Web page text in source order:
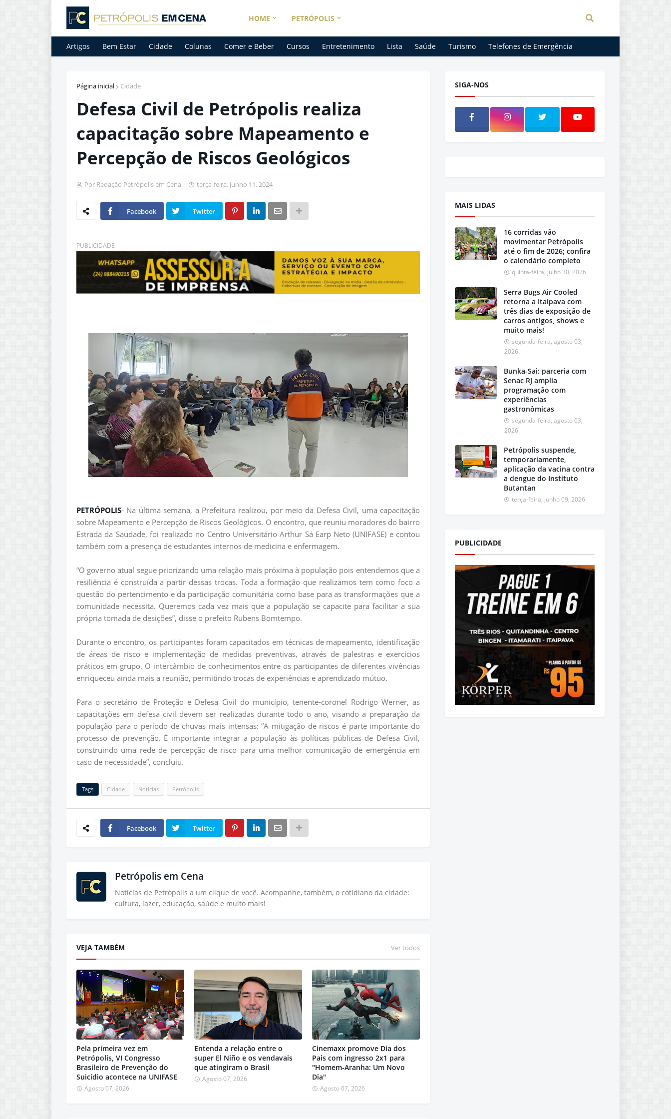
HOME PETRÓPOLIS
Artigos Bem Estar Cidade Colunas Comer e Beber Cursos Entretenimento Lista Saúde Turismo Telefones de Emergência
Página inicial Cidade
Defesa Civil de Petrópolis realiza
capacitação sobre Mapeamento e
Percepção de Riscos Geológicos
Por Redação Petrópolis em Cena terça-feira, junho 11, 2024
Facebook Twitter
PUBLICIDADE
PETRÓPOLIS- Na última semana, a Prefeitura realizou, por meio da Defesa Civil, uma capacitação
sobre Mapeamento e Percepção de Riscos Geológicos. O encontro, que reuniu moradores do bairro
Estrada da Saudade, foi realizado no Centro Universitário Arthur Sá Earp Neto (UNIFASE) e contou
também com a presença de estudantes internos de medicina e enfermagem.
“O governo atual segue priorizando uma relação mais próxima à população pois entendemos que a
resiliência é construída a partir dessas trocas. Toda a formação que realizamos tem como foco a
questão do pertencimento e da participação comunitária como base para as transformações que a
comunidade necessita. Queremos cada vez mais que a população se capacite para facilitar a sua
própria tomada de desições”, disse o prefeito Rubens Bomtempo.
Durante o encontro, os participantes foram capacitados em técnicas de mapeamento, identificação
de áreas de risco e implementação de medidas preventivas, através de palestras e exercícios
práticos em grupo. O intercâmbio de conhecimentos entre os participantes de diferentes vivências
enriqueceu ainda mais a reunião, permitindo trocas de experiências e aprendizado mútuo.
Para o secretário de Proteção e Defesa Civil do município, tenente-coronel Rodrigo Werner, as
capacitações em defesa civil devem ser realizadas durante todo o ano, visando a preparação da
população para o período de chuvas mais intensas: “A mitigação de riscos é parte importante do
processo de prevenção. É importante integrar a população às políticas públicas de Defesa Civil,
construindo uma rede de percepção de risco para uma melhor comunicação de emergência em
caso de necessidade”, concluiu.
Tags Cidade Notícias Petrópolis
Facebook Twitter
Petrópolis em Cena
Notícias de Petrópolis a um clique de você. Acompanhe, também, o cotidiano da cidade:
cultura, lazer, educação, saúde e muito mais!
VEJA TAMBÉM Ver todos
Pela primeira vez em
Petrópolis, VI Congresso
Brasileiro de Prevenção do
Suicídio acontece na UNIFASE
Agosto 07, 2026
Entenda a relação entre o
super El Niño e os vendavais
que atingiram o Brasil
Agosto 07, 2026
Cinemaxx promove Dia dos
Pais com ingresso 2x1 para
"Homem-Aranha: Um Novo
Dia"
Agosto 07, 2026
SIGA-NOS
MAIS LIDAS
16 corridas vão
movimentar Petrópolis
até o fim de 2026; confira
o calendário completo
quinta-feira, julho 30, 2026
Serra Bugs Air Cooled
retorna a Itaipava com
três dias de exposição de
carros antigos, shows e
muito mais!
segunda-feira, agosto 03,
2026
Bunka-Sai: parceria com
Senac RJ amplia
programação com
experiências
gastronômicas
segunda-feira, agosto 03,
2026
Petrópolis suspende,
temporariamente,
aplicação da vacina contra
a dengue do Instituto
Butantan
terça-feira, junho 09, 2026
PUBLICIDADE